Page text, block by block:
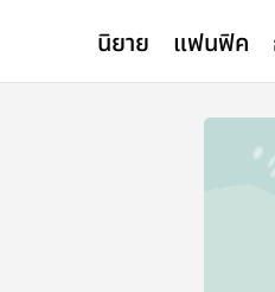
นิยาย แฟนฟิค